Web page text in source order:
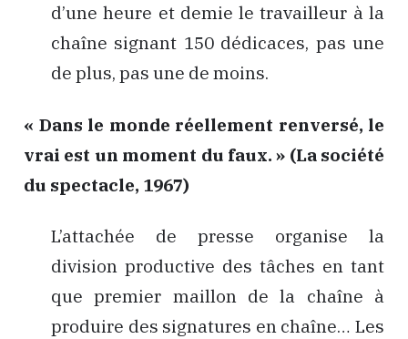
d’une heure et demie le travailleur à la
chaîne signant 150 dédicaces, pas une
de plus, pas une de moins.
« Dans le monde réellement renversé, le
vrai est un moment du faux. » (La société
du spectacle, 1967)
L’attachée de presse organise la
division productive des tâches en tant
que premier maillon de la chaîne à
produire des signatures en chaîne… Les